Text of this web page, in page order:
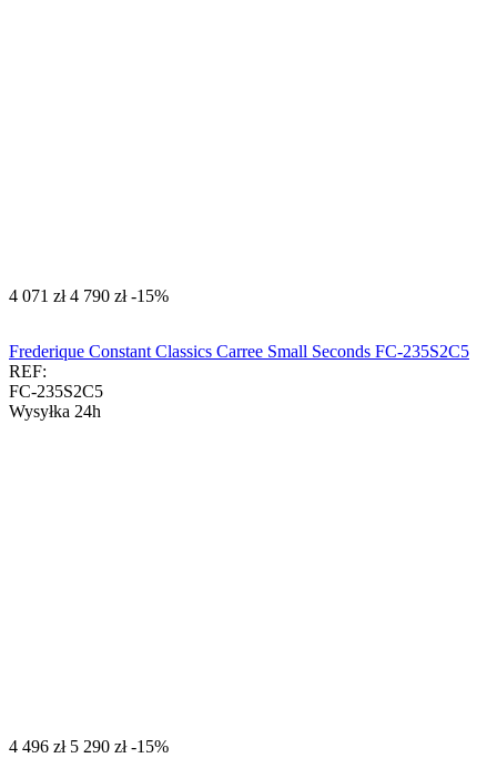
‍4 071‍ zł ‍4 790‍ zł -15%
Frederique Constant Classics Carree Small Seconds FC-235S2C5
REF:
FC-235S2C5
Wysyłka 24h
‍4 496‍ zł ‍5 290‍ zł -15%